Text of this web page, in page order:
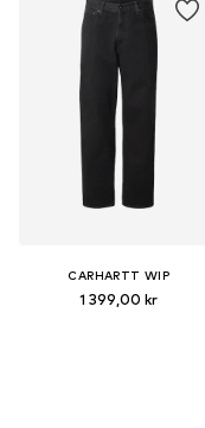
CARHARTT WIP
1 399,00 kr